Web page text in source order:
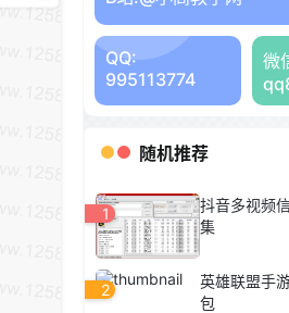
QQ:
995113774
微
随机推荐
1
抖音多视频
集
2
英雄联盟手
包